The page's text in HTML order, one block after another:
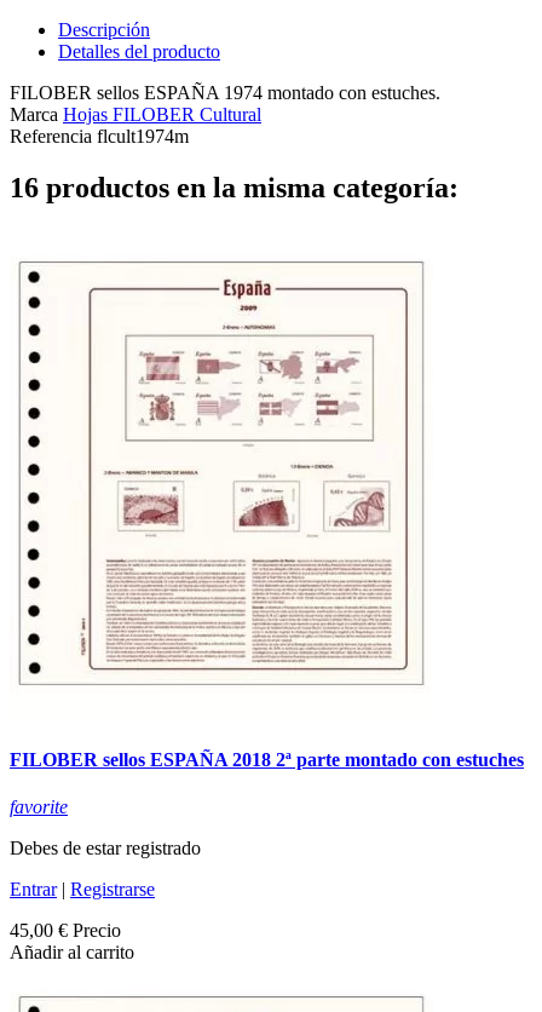
Descripción
Detalles del producto
FILOBER sellos ESPAÑA 1974 montado con estuches.
Marca Hojas FILOBER Cultural
Referencia flcult1974m
16 productos en la misma categoría:
FILOBER sellos ESPAÑA 2018 2ª parte montado con estuches
favorite
Debes de estar registrado
Entrar| Registrarse
45,00 € Precio
Añadir al carrito